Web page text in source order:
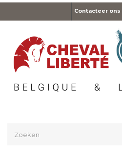
Contacteer ons